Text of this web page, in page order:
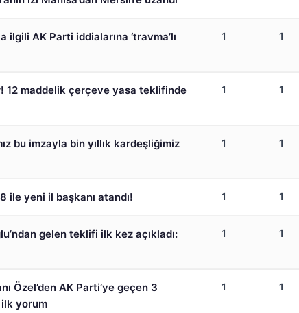
ilgili AK Parti iddialarına ‘travma’lı
1 1
12 maddelik çerçeve yasa teklifinde
1 1
bu imzayla bin yıllık kardeşliğimiz
1 1
ile yeni il başkanı atandı! 1 1
gelen teklifi ilk kez açıkladı:
1 1
Özel’den AK Parti’ye geçen 3
yorum
1 1